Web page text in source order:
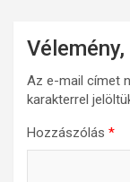
Az e-mail címet
karakterrel
Hozzászólás *